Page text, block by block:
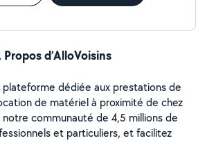
Propos d’AlloVoisins
plateforme dédiée aux prestations de
de matériel à proximité de chez
notre communauté de 4,5 millions de
et particuliers, et facilitez